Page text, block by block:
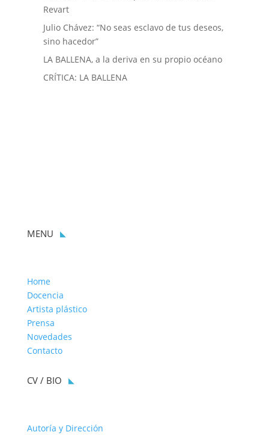
Revart
Julio Chávez: “No seas esclavo de tus deseos,
sino hacedor”
LA BALLENA, a la deriva en su propio océano
CRÍTICA: LA BALLENA
MENU
Home
Docencia
Artista plástico
Prensa
Novedades
Contacto
CV / BIO
Autoría y Dirección